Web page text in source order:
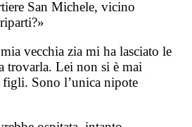
San Michele, vicino
vecchia zia mi ha lasciato le
trovarla. Lei non si è mai
figli. Sono l’unica nipote